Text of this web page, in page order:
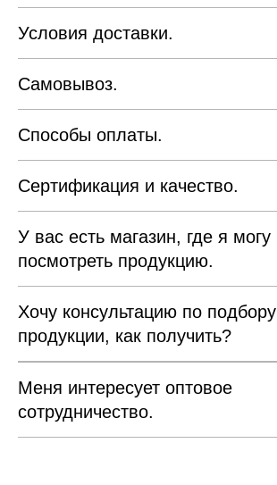
Условия доставки.
Самовывоз.
Способы оплаты.
Сертификация и качество.
У вас есть магазин, где я могу
посмотреть продукцию.
Хочу консультацию по подбору
продукции, как получить?
Меня интересует оптовое
сотрудничество.